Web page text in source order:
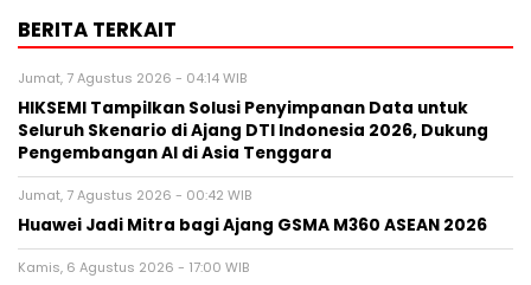
BERITA TERKAIT
Jumat, 7 Agustus 2026 - 04:14 WIB
HIKSEMI Tampilkan Solusi Penyimpanan Data untuk
Seluruh Skenario di Ajang DTI Indonesia 2026, Dukung
Pengembangan AI di Asia Tenggara
Jumat, 7 Agustus 2026 - 00:42 WIB
Huawei Jadi Mitra bagi Ajang GSMA M360 ASEAN 2026
Kamis, 6 Agustus 2026 - 17:00 WIB